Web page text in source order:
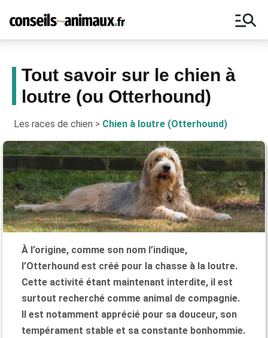
manage_search
Tout savoir sur le chien à
loutre (ou Otterhound)
Les races de chien > Chien à loutre (Otterhound)
À l’origine, comme son nom l’indique,
l’Otterhound est créé pour la chasse à la loutre.
Cette activité étant maintenant interdite, il est
surtout recherché comme animal de compagnie.
Il est notamment apprécié pour sa douceur, son
tempérament stable et sa constante bonhommie.
Bons plans, astuces, ne manquez
aucun conseil pour vos animaux !